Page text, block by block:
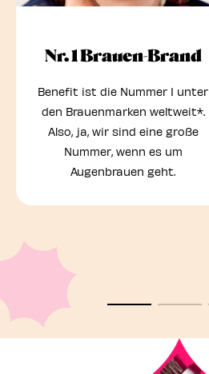
Nr. 1 Brauen-Brand
Benefit ist die Nummer 1 unter
den Brauenmarken weltweit*.
Also, ja, wir sind eine große
Nummer, wenn es um
Augenbrauen geht.